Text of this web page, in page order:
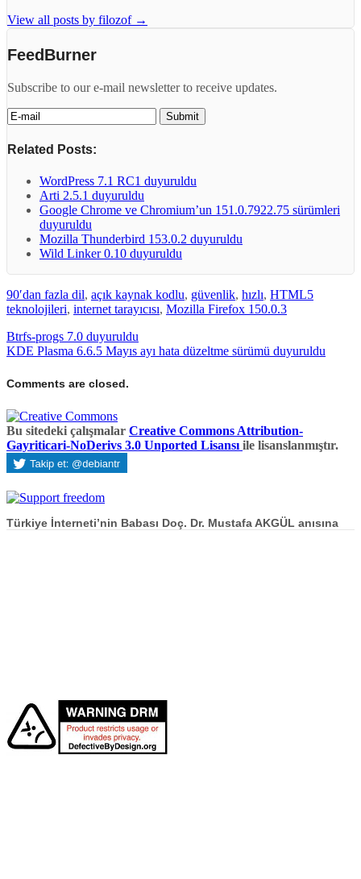
View all posts by filozof →
FeedBurner
Subscribe to our e-mail newsletter to receive updates.
Related Posts:
WordPress 7.1 RC1 duyuruldu
Arti 2.5.1 duyuruldu
Google Chrome ve Chromium’un 151.0.7922.75 sürümleri
duyuruldu
Mozilla Thunderbird 153.0.2 duyuruldu
Wild Linker 0.10 duyuruldu
90′dan fazla dil, açık kaynak kodlu, güvenlik, hızlı, HTML5
teknolojileri, internet tarayıcısı, Mozilla Firefox 150.0.3
Btrfs-progs 7.0 duyuruldu
KDE Plasma 6.6.5 Mayıs ayı hata düzeltme sürümü duyuruldu
Comments are closed.
Bu sitedeki çalışmalar Creative Commons Attribution-
Gayriticari-NoDerivs 3.0 Unported Lisansı ile lisanslanmıştır.
Türkiye İnterneti’nin Babası Doç. Dr. Mustafa AKGÜL anısına